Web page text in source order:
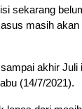
sekarang
masih
akhir Juli
(14/7/2021).